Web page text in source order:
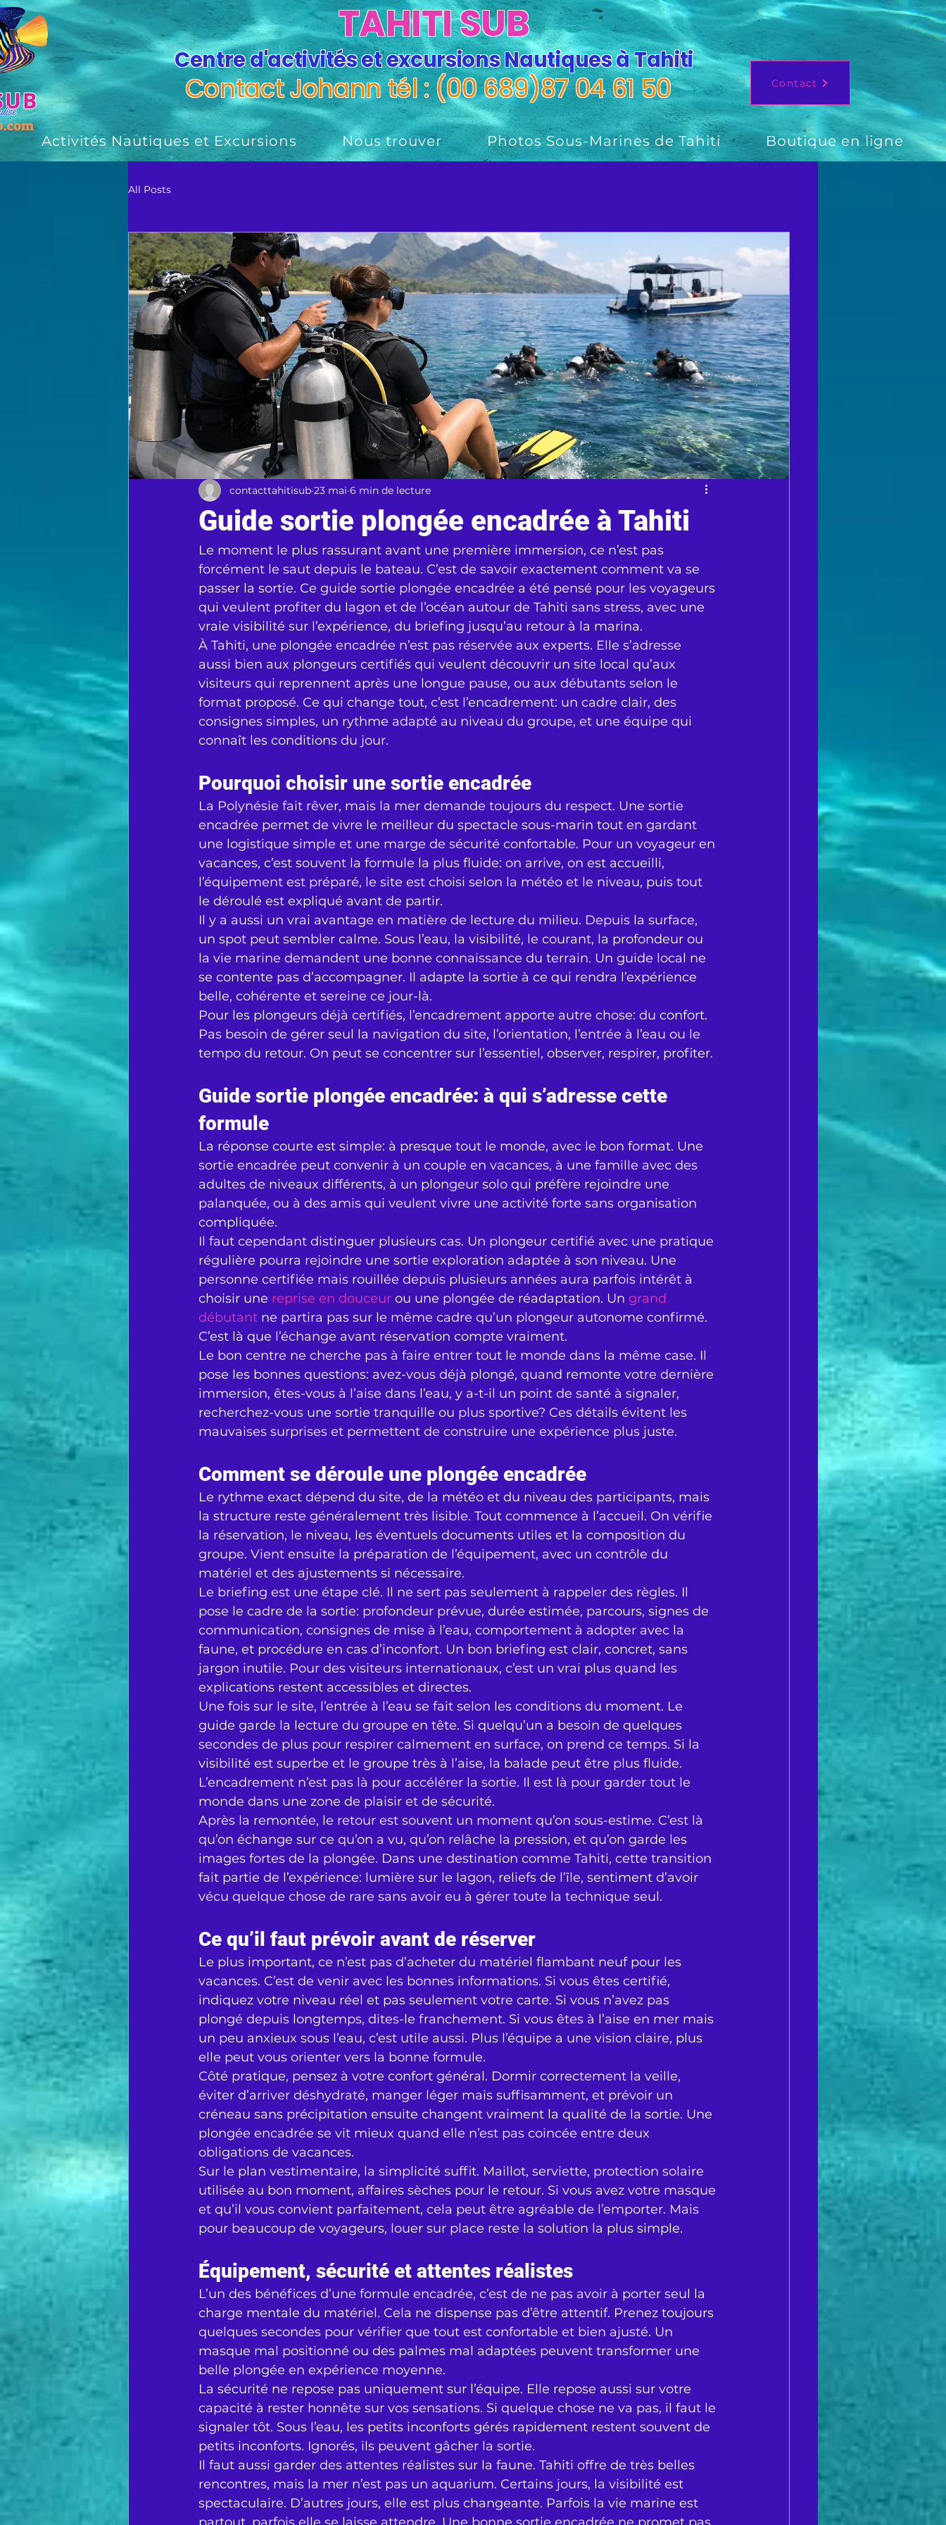
TAHITI SUB
Centre d'activités et excursions Nautiques à Tahiti
Contact Johann tél : (00 689)87 04 61 50 Contact
Activités Nautiques et Excursions Nous trouver Photos Sous-Marines de Tahiti Boutique en ligne
All Posts
Guide sortie plongée encadrée à Tahiti
contacttahitisub 23 mai 6 min de lecture
Le moment le plus rassurant avant une première immersion, ce n’est pas
forcément le saut depuis le bateau. C’est de savoir exactement comment va se
passer la sortie. Ce guide sortie plongée encadrée a été pensé pour les voyageurs
qui veulent profiter du lagon et de l’océan autour de Tahiti sans stress, avec une
vraie visibilité sur l’expérience, du briefing jusqu’au retour à la marina.
À Tahiti, une plongée encadrée n’est pas réservée aux experts. Elle s’adresse
aussi bien aux plongeurs certifiés qui veulent découvrir un site local qu’aux
visiteurs qui reprennent après une longue pause, ou aux débutants selon le
format proposé. Ce qui change tout, c’est l’encadrement: un cadre clair, des
consignes simples, un rythme adapté au niveau du groupe, et une équipe qui
connaît les conditions du jour.
Pourquoi choisir une sortie encadrée
La Polynésie fait rêver, mais la mer demande toujours du respect. Une sortie
encadrée permet de vivre le meilleur du spectacle sous-marin tout en gardant
une logistique simple et une marge de sécurité confortable. Pour un voyageur en
vacances, c’est souvent la formule la plus fluide: on arrive, on est accueilli,
l’équipement est préparé, le site est choisi selon la météo et le niveau, puis tout
le déroulé est expliqué avant de partir.
Il y a aussi un vrai avantage en matière de lecture du milieu. Depuis la surface,
un spot peut sembler calme. Sous l’eau, la visibilité, le courant, la profondeur ou
la vie marine demandent une bonne connaissance du terrain. Un guide local ne
se contente pas d’accompagner. Il adapte la sortie à ce qui rendra l’expérience
belle, cohérente et sereine ce jour-là.
Pour les plongeurs déjà certifiés, l’encadrement apporte autre chose: du confort.
Pas besoin de gérer seul la navigation du site, l’orientation, l’entrée à l’eau ou le
tempo du retour. On peut se concentrer sur l’essentiel, observer, respirer, profiter.
Guide sortie plongée encadrée: à qui s’adresse cette
formule
La réponse courte est simple: à presque tout le monde, avec le bon format. Une
sortie encadrée peut convenir à un couple en vacances, à une famille avec des
adultes de niveaux différents, à un plongeur solo qui préfère rejoindre une
palanquée, ou à des amis qui veulent vivre une activité forte sans organisation
compliquée.
Il faut cependant distinguer plusieurs cas. Un plongeur certifié avec une pratique
régulière pourra rejoindre une sortie exploration adaptée à son niveau. Une
personne certifiée mais rouillée depuis plusieurs années aura parfois intérêt à
choisir une reprise en douceur ou une plongée de réadaptation. Un grand
débutant ne partira pas sur le même cadre qu’un plongeur autonome confirmé.
C’est là que l’échange avant réservation compte vraiment.
Le bon centre ne cherche pas à faire entrer tout le monde dans la même case. Il
pose les bonnes questions: avez-vous déjà plongé, quand remonte votre dernière
immersion, êtes-vous à l’aise dans l’eau, y a-t-il un point de santé à signaler,
recherchez-vous une sortie tranquille ou plus sportive? Ces détails évitent les
mauvaises surprises et permettent de construire une expérience plus juste.
Comment se déroule une plongée encadrée
Le rythme exact dépend du site, de la météo et du niveau des participants, mais
la structure reste généralement très lisible. Tout commence à l’accueil. On vérifie
la réservation, le niveau, les éventuels documents utiles et la composition du
groupe. Vient ensuite la préparation de l’équipement, avec un contrôle du
matériel et des ajustements si nécessaire.
Le briefing est une étape clé. Il ne sert pas seulement à rappeler des règles. Il
pose le cadre de la sortie: profondeur prévue, durée estimée, parcours, signes de
communication, consignes de mise à l’eau, comportement à adopter avec la
faune, et procédure en cas d’inconfort. Un bon briefing est clair, concret, sans
jargon inutile. Pour des visiteurs internationaux, c’est un vrai plus quand les
explications restent accessibles et directes.
Une fois sur le site, l’entrée à l’eau se fait selon les conditions du moment. Le
guide garde la lecture du groupe en tête. Si quelqu’un a besoin de quelques
secondes de plus pour respirer calmement en surface, on prend ce temps. Si la
visibilité est superbe et le groupe très à l’aise, la balade peut être plus fluide.
L’encadrement n’est pas là pour accélérer la sortie. Il est là pour garder tout le
monde dans une zone de plaisir et de sécurité.
Après la remontée, le retour est souvent un moment qu’on sous-estime. C’est là
qu’on échange sur ce qu’on a vu, qu’on relâche la pression, et qu’on garde les
images fortes de la plongée. Dans une destination comme Tahiti, cette transition
fait partie de l’expérience: lumière sur le lagon, reliefs de l’île, sentiment d’avoir
vécu quelque chose de rare sans avoir eu à gérer toute la technique seul.
Ce qu’il faut prévoir avant de réserver
Le plus important, ce n’est pas d’acheter du matériel flambant neuf pour les
vacances. C’est de venir avec les bonnes informations. Si vous êtes certifié,
indiquez votre niveau réel et pas seulement votre carte. Si vous n’avez pas
plongé depuis longtemps, dites-le franchement. Si vous êtes à l’aise en mer mais
un peu anxieux sous l’eau, c’est utile aussi. Plus l’équipe a une vision claire, plus
elle peut vous orienter vers la bonne formule.
Côté pratique, pensez à votre confort général. Dormir correctement la veille,
éviter d’arriver déshydraté, manger léger mais suffisamment, et prévoir un
créneau sans précipitation ensuite changent vraiment la qualité de la sortie. Une
plongée encadrée se vit mieux quand elle n’est pas coincée entre deux
obligations de vacances.
Sur le plan vestimentaire, la simplicité suffit. Maillot, serviette, protection solaire
utilisée au bon moment, affaires sèches pour le retour. Si vous avez votre masque
et qu’il vous convient parfaitement, cela peut être agréable de l’emporter. Mais
pour beaucoup de voyageurs, louer sur place reste la solution la plus simple.
Équipement, sécurité et attentes réalistes
L’un des bénéfices d’une formule encadrée, c’est de ne pas avoir à porter seul la
charge mentale du matériel. Cela ne dispense pas d’être attentif. Prenez toujours
quelques secondes pour vérifier que tout est confortable et bien ajusté. Un
masque mal positionné ou des palmes mal adaptées peuvent transformer une
belle plongée en expérience moyenne.
La sécurité ne repose pas uniquement sur l’équipe. Elle repose aussi sur votre
capacité à rester honnête sur vos sensations. Si quelque chose ne va pas, il faut le
signaler tôt. Sous l’eau, les petits inconforts gérés rapidement restent souvent de
petits inconforts. Ignorés, ils peuvent gâcher la sortie.
Il faut aussi garder des attentes réalistes sur la faune. Tahiti offre de très belles
rencontres, mais la mer n’est pas un aquarium. Certains jours, la visibilité est
spectaculaire. D’autres jours, elle est plus changeante. Parfois la vie marine est